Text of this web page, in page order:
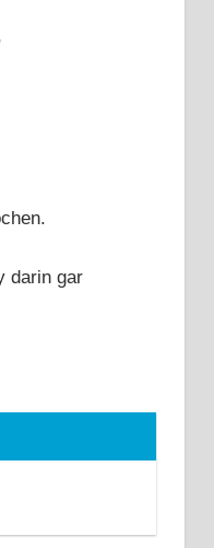
darin gar